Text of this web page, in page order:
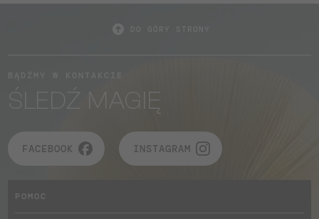
ŚLEDŹ MAGIĘ
FACEBOOK INSTAGRAM
POMOC